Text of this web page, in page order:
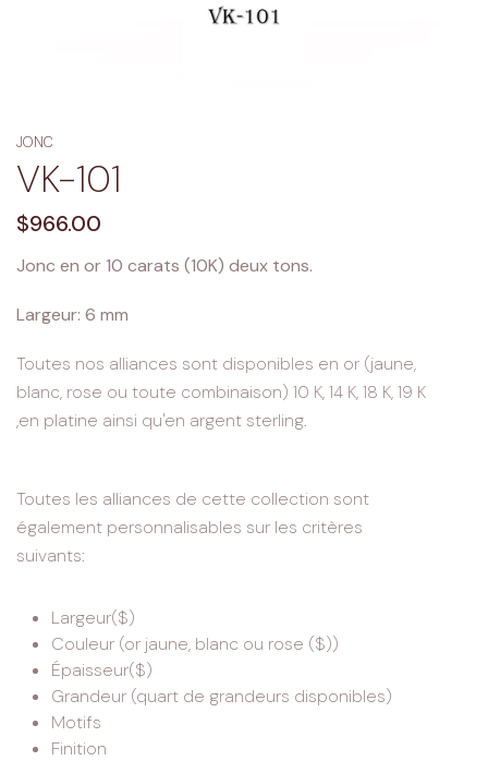
JONC
VK-101
Regular
price
$966.00
Jonc en or 10 carats (10K) deux tons.
Largeur: 6 mm
Toutes nos alliances sont disponibles en or (jaune,
blanc, rose ou toute combinaison) 10 K, 14 K, 18 K, 19 K
,en platine ainsi qu'en argent sterling.
Toutes les alliances de cette collection sont
également personnalisables sur les critères
suivants:
Largeur($)
Couleur (or jaune, blanc ou rose ($))
Épaisseur($)
Grandeur (quart de grandeurs disponibles)
Motifs
Finition